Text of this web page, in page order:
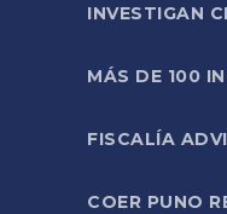
INVESTIGAN
MÁS DE 100
FISCALÍA
COER PUNO